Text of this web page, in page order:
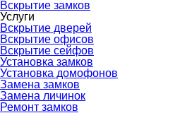
Вскрытие замков
Услуги
Вскрытие дверей
Вскрытие офисов
Вскрытие сейфов
Установка замков
Установка домофонов
Замена замков
Замена личинок
Ремонт замков